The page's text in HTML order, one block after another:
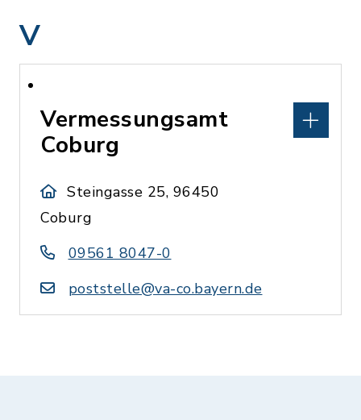
V
Vermessungsamt
Coburg
Steingasse 25, 96450
Coburg
09561 8047-0
poststelle@va-co.bayern.de